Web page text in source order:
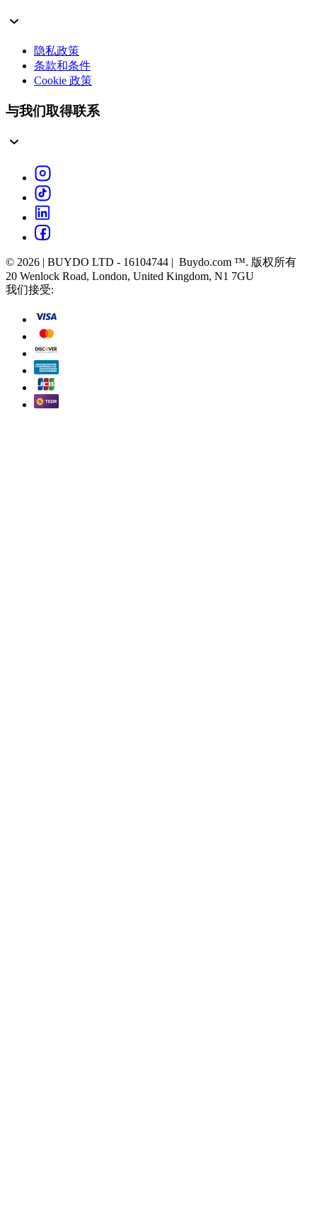
隐私政策
条款和条件
Cookie 政策
与我们取得联系
© 2026 | BUYDO LTD - 16104744 | Buydo.com ™. 版权所有
20 Wenlock Road, London, United Kingdom, N1 7GU
我们接受: